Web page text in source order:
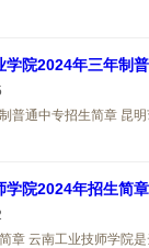
学院2024年三年制
普通中专招生简章 昆
学院2024年招生简章
章 云南工业技师学院